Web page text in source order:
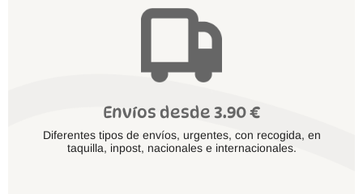
Envíos desde 3.90 €
Diferentes tipos de envíos, urgentes, con recogida, en
taquilla, inpost, nacionales e internacionales.